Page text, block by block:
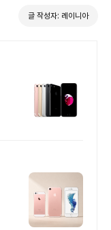
글 작성자: 레이니아